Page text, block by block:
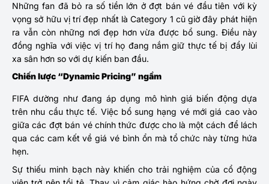
Những fan đã bỏ ra số tiền lớn ở đợt bán vé đầu tiên với kỳ
vọng sở hữu vị trí đẹp nhất là Category 1 cũ giờ đây phát hiện
ra vẫn còn những nơi đẹp hơn vừa được bổ sung. Điều này
đồng nghĩa với việc vị trí họ đang nắm giữ thực tế bị đẩy lùi
xa sân hơn so với dự kiến ban đầu.
Chiến lược “Dynamic Pricing” ngầm
FIFA dường như đang áp dụng mô hình giá biến động dựa
trên nhu cầu thực tế. Việc bổ sung hạng vé mới giá cao vào
giữa các đợt bán vé chính thức được cho là một cách để lách
qua các cam kết về giá vé bình ổn mà tổ chức này từng hứa
hẹn.
Sự thiếu minh bạch này khiến cho trải nghiệm của cổ động